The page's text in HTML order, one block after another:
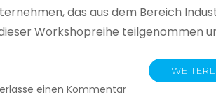
das aus dem Bereich
Workshopreihe teilgenommen
einen Kommentarzu